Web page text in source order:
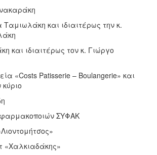
Ταμιωλάκη και ιδιαιτέρως την κ.
και ιδιαιτέρως τον κ. Γιώργο
«Costs Patisserie – Boulangerie» και
κύριο
ΣΥΦΑΚ
«Χαλκιαδάκης»